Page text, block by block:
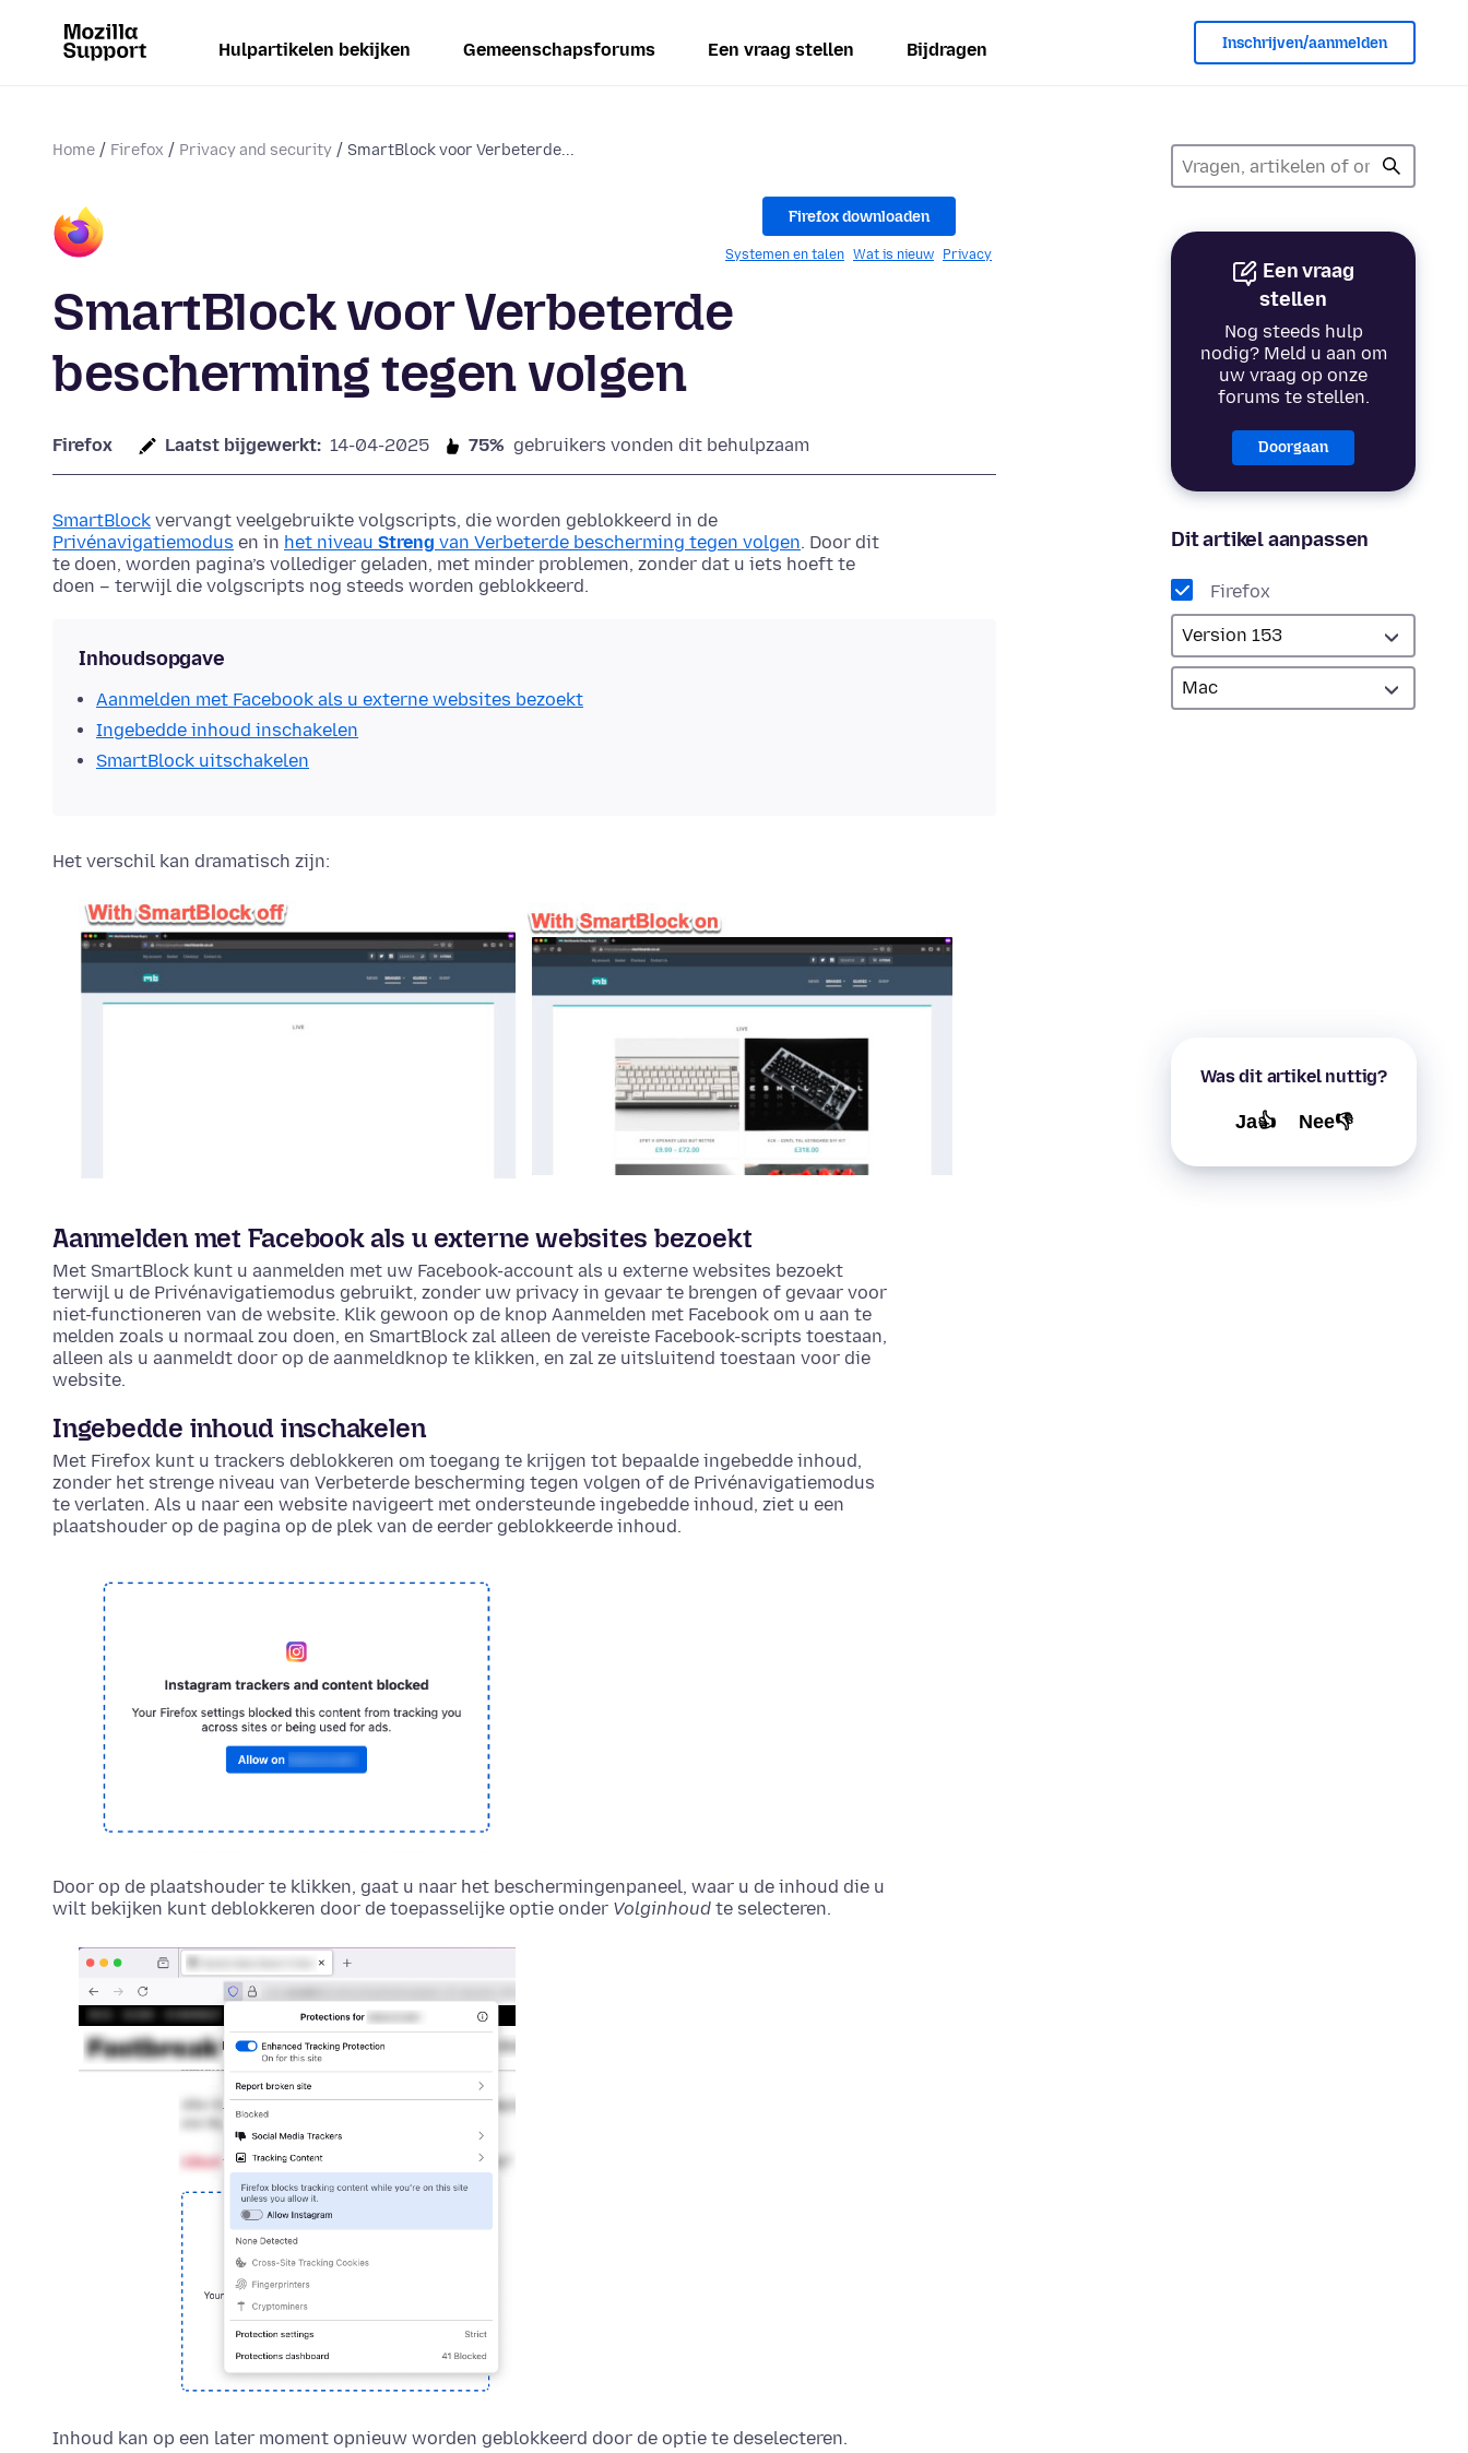
Hulpartikelen bekijken Gemeenschapsforums Een vraag stellen Bijdragen Inschrijven/aanmelden
Home Firefox Privacy and security SmartBlock voor Verbeterde...
Een vraag
stellen
Nog steeds hulp
nodig? Meld u aan om
uw vraag op onze
forums te stellen.
Doorgaan
Dit artikel aanpassen
Firefox
Was dit artikel nuttig?
Ja👍 Nee👎
Firefox downloaden
Systemen en talen Wat is nieuw Privacy
SmartBlock voor Verbeterde
bescherming tegen volgen
Firefox Laatst bijgewerkt: 14-04-2025 75% gebruikers vonden dit behulpzaam
SmartBlock vervangt veelgebruikte volgscripts, die worden geblokkeerd in de
Privénavigatiemodus en in het niveau Streng van Verbeterde bescherming tegen volgen. Door dit
te doen, worden pagina’s vollediger geladen, met minder problemen, zonder dat u iets hoeft te
doen – terwijl die volgscripts nog steeds worden geblokkeerd.
Inhoudsopgave
Aanmelden met Facebook als u externe websites bezoekt
Ingebedde inhoud inschakelen
SmartBlock uitschakelen
Het verschil kan dramatisch zijn:
Aanmelden met Facebook als u externe websites bezoekt
Met SmartBlock kunt u aanmelden met uw Facebook-account als u externe websites bezoekt
terwijl u de Privénavigatiemodus gebruikt, zonder uw privacy in gevaar te brengen of gevaar voor
niet-functioneren van de website. Klik gewoon op de knop Aanmelden met Facebook om u aan te
melden zoals u normaal zou doen, en SmartBlock zal alleen de vereiste Facebook-scripts toestaan,
alleen als u aanmeldt door op de aanmeldknop te klikken, en zal ze uitsluitend toestaan voor die
website.
Ingebedde inhoud inschakelen
Met Firefox kunt u trackers deblokkeren om toegang te krijgen tot bepaalde ingebedde inhoud,
zonder het strenge niveau van Verbeterde bescherming tegen volgen of de Privénavigatiemodus
te verlaten. Als u naar een website navigeert met ondersteunde ingebedde inhoud, ziet u een
plaatshouder op de pagina op de plek van de eerder geblokkeerde inhoud.
Door op de plaatshouder te klikken, gaat u naar het beschermingenpaneel, waar u de inhoud die u
wilt bekijken kunt deblokkeren door de toepasselijke optie onder Volginhoud te selecteren.
Inhoud kan op een later moment opnieuw worden geblokkeerd door de optie te deselecteren.